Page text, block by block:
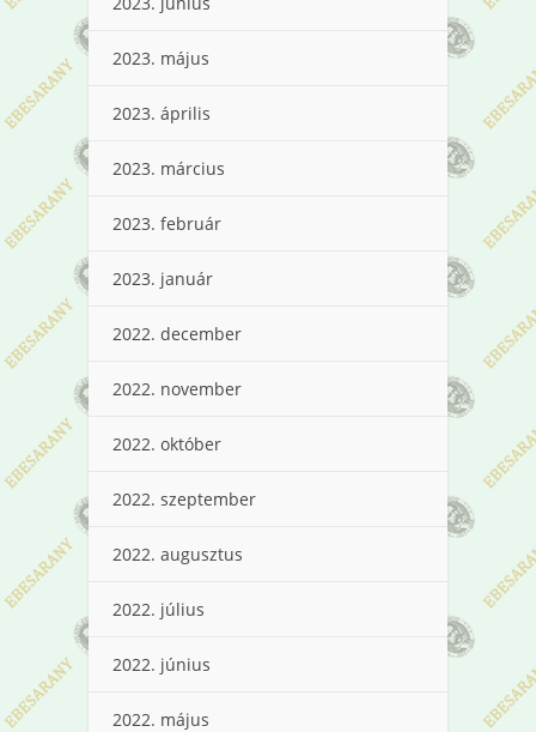
2023. május
2023. április
2023. március
2023. február
2023. január
2022. december
2022. november
2022. október
2022. szeptember
2022. augusztus
2022. július
2022. június
2022. május